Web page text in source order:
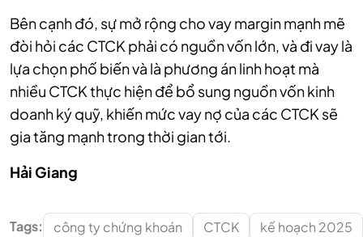
Bên cạnh đó, sự mở rộng cho vay margin mạnh mẽ
đòi hỏi các CTCK phải có nguồn vốn lớn, và đi vay là
lựa chọn phố biến và là phương án linh hoạt mà
nhiều CTCK thực hiện để bổ sung nguồn vốn kinh
doanh ký quỹ, khiến mức vay nợ của các CTCK sẽ
gia tăng mạnh trong thời gian tới.
Hải Giang
Tags: công ty chứng khoán CTCK kế hoạch 2025